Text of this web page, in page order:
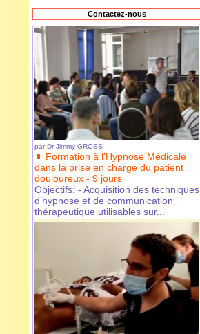
Contactez-nous
par Dr Jimmy GROSS
Formation à l’Hypnose Médicale
dans la prise en charge du patient
douloureux - 9 jours
Objectifs: - Acquisition des techniques
d’hypnose et de communication
thérapeutique utilisables sur...